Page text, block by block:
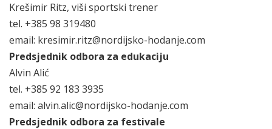
Krešimir Ritz, viši sportski trener
tel. +385 98 319480
email: kresimir.ritz@nordijsko-hodanje.com
Predsjednik odbora za edukaciju
Alvin Alić
tel. +385 92 183 3935
email: alvin.alic@nordijsko-hodanje.com
Predsjednik odbora za festivale